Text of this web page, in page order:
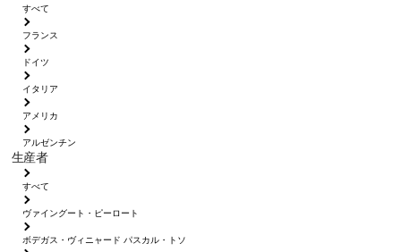
すべて
フランス
ドイツ
イタリア
アメリカ
アルゼンチン
生産者
すべて
ヴァイングート・ピーロート
ボデガス・ヴィニャード パスカル・トソ